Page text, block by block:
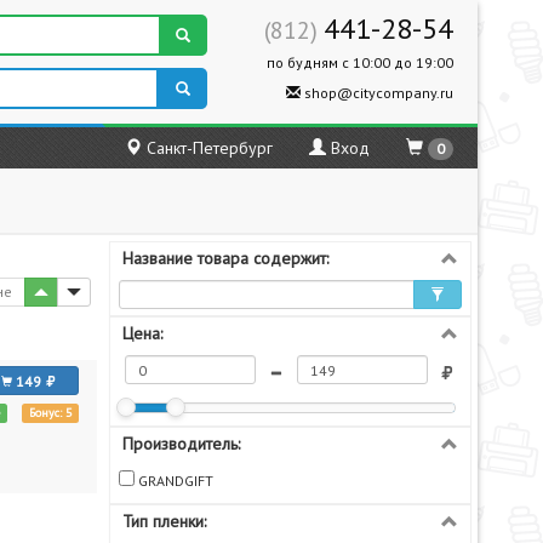
(812) 441-28-54
по будням с 10:00 до 19:00
shop@citycompany.ru
Санкт-Петербург Вход 0
Название товара содержит:
Цена:
Производитель:
GRANDGIFT
Тип пленки:
149
Бонус: 5